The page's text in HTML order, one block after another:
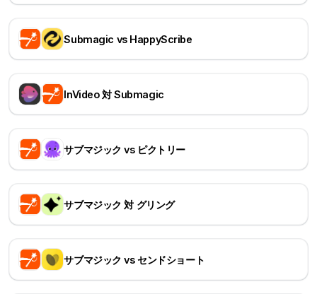
Submagic vs HappyScribe
InVideo 対 Submagic
サブマジック vs ピクトリー
サブマジック 対 グリング
サブマジック vs センドショート